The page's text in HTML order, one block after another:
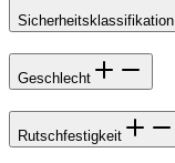
Sicherheitsklassifikation
Geschlecht
Rutschfestigkeit